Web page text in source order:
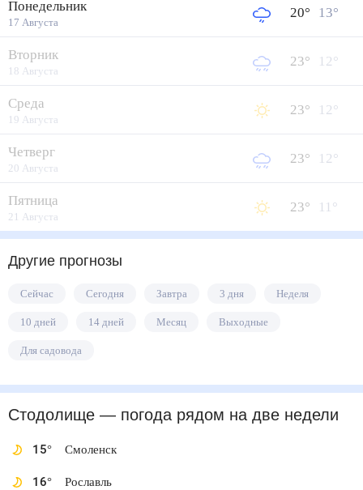
Понедельник
17 Августа
20° 13°
Вторник
18 Августа
23° 12°
Среда
19 Августа
23° 12°
Четверг
20 Августа
23° 12°
Пятница
21 Августа
23° 11°
Другие прогнозы
Сейчас Сегодня Завтра 3 дня Неделя
10 дней 14 дней Месяц Выходные
Для садовода
Стодолище— погода рядомна две недели
15° Смоленск
16° Рославль